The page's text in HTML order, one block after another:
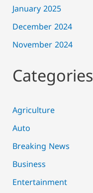
January 2025
December 2024
November 2024
Categories
Agriculture
Auto
Breaking News
Business
Entertainment